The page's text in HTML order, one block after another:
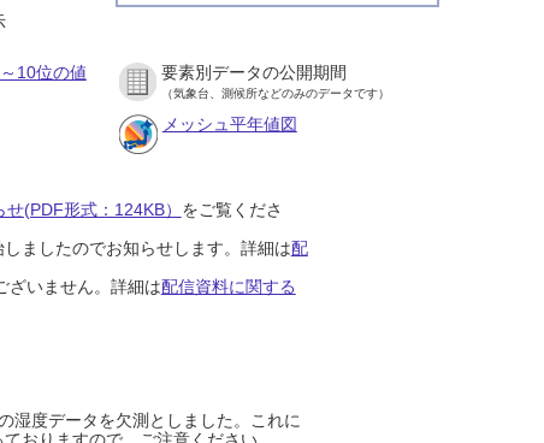
10位の値 要素別データの公開期間
（気象台、測候所などのみのデータです）
メッシュ平年値図
(PDF形式：124KB） をご覧くださ
ましたのでお知らせします。詳細は配
ざいません。詳細は配信資料に関する
湿度データを欠測としました。これに
おりますので、ご注意ください。